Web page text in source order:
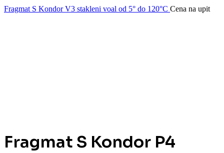
Fragmat S Kondor V3 stakleni voal od 5° do 120°C Cena na upit
Fragmat S Kondor P4